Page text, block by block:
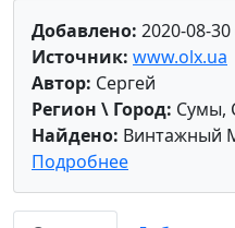
Добавлено: 2020-08-
Источник: www.olx.ua
Автор: Сергей
Регион \ Город: Сумы,
Найдено: Винтажный
Подробнее